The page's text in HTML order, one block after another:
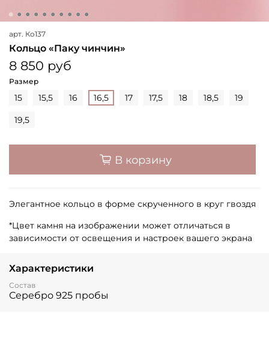
арт. Ко137
Кольцо «Паку чинчин»
8 850 руб
Размер
15 15,5 16 16,5 17 17,5 18 18,5 19
19,5
В корзину
Элегантное кольцо в форме скрученного в круг гвоздя
*Цвет камня на изображении может отличаться в
зависимости от освещения и настроек вашего экрана
Характеристики
Состав
Серебро 925 пробы